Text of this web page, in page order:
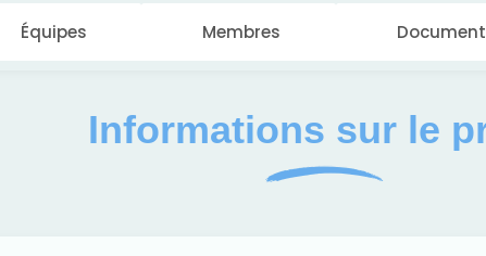
Équipes Membres
Informations sur le